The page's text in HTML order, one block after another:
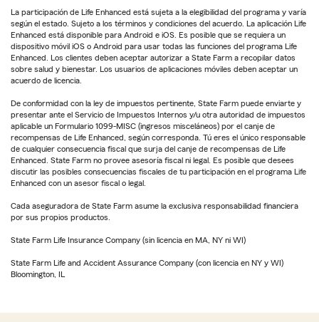
La participación de Life Enhanced está sujeta a la elegibilidad del programa y varía
según el estado. Sujeto a los términos y condiciones del acuerdo. La aplicación Life
Enhanced está disponible para Android e iOS. Es posible que se requiera un
dispositivo móvil iOS o Android para usar todas las funciones del programa Life
Enhanced. Los clientes deben aceptar autorizar a State Farm a recopilar datos
sobre salud y bienestar. Los usuarios de aplicaciones móviles deben aceptar un
acuerdo de licencia.
De conformidad con la ley de impuestos pertinente, State Farm puede enviarte y
presentar ante el Servicio de Impuestos Internos y/u otra autoridad de impuestos
aplicable un Formulario 1099-MISC (ingresos misceláneos) por el canje de
recompensas de Life Enhanced, según corresponda. Tú eres el único responsable
de cualquier consecuencia fiscal que surja del canje de recompensas de Life
Enhanced. State Farm no provee asesoría fiscal ni legal. Es posible que desees
discutir las posibles consecuencias fiscales de tu participación en el programa Life
Enhanced con un asesor fiscal o legal.
Cada aseguradora de State Farm asume la exclusiva responsabilidad financiera
por sus propios productos.
State Farm Life Insurance Company (sin licencia en MA, NY ni WI)
State Farm Life and Accident Assurance Company (con licencia en NY y WI)
Bloomington, IL